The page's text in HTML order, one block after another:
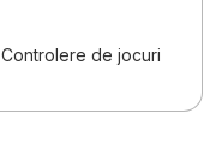
Controlere de jocuri